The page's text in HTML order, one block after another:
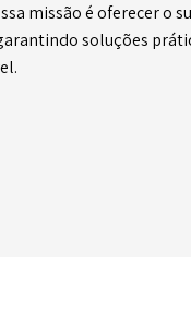
missão é oferecer o
soluções